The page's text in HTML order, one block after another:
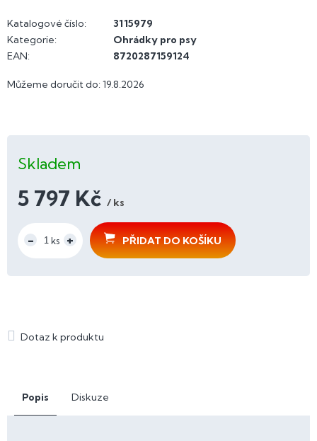
Můžeme doručit do: 19.8.2026
Skladem
5 797 Kč / ks
cena:
PŘIDAT DO KOŠÍKU
Katalogové číslo:
3115979
Kategorie:
Ohrádky pro psy
EAN: 8720287159124
Popis Diskuze